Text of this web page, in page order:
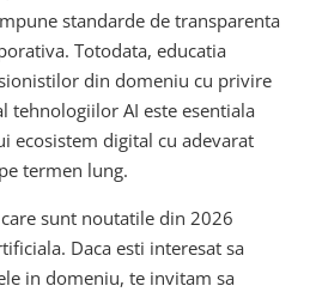
standarde de transparenta
Totodata, educatia
din domeniu cu privire
tehnologiilor AI este esentiala
ecosistem digital cu adevarat
termen lung.
sunt noutatile din 2026
Daca esti interesat sa
in domeniu, te invitam sa